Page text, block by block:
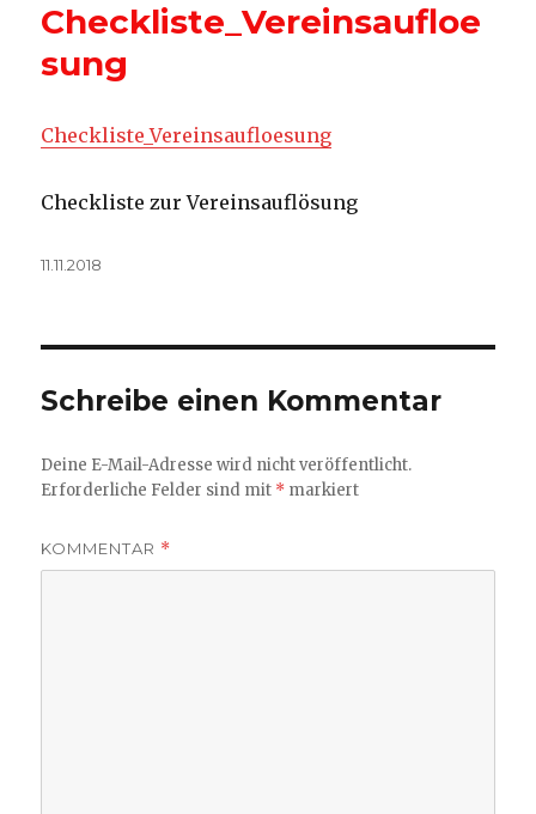
Checkliste_Vereinsaufloe
sung
Checkliste_Vereinsaufloesung
Checkliste zur Vereinsauflösung
Veröffentlicht
11.11.2018
Schreibe einen Kommentar
Deine E-Mail-Adresse wird nicht veröffentlicht.
Erforderliche Felder sind mit * markiert
KOMMENTAR *